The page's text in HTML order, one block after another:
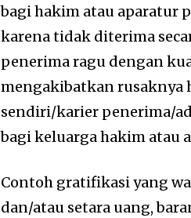
bagi hakim atau aparatur
karena tidak diterima
penerima ragu dengan
mengakibatkan rusaknya
sendiri/karier penerima/
bagi keluarga hakim atau
Contoh gratifikasi yang
dan/atau setara uang,